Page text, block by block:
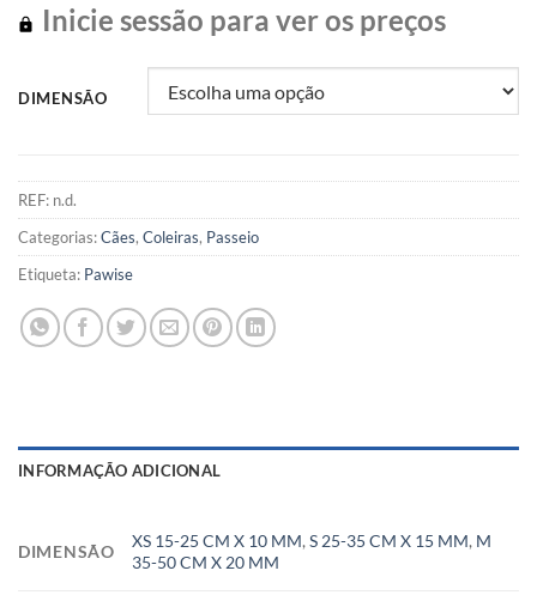
Inicie sessão para ver os preços
DIMENSÃO
REF: n.d.
Categorias:Cães, Coleiras, Passeio
Etiqueta: Pawise
INFORMAÇÃO ADICIONAL
DIMENSÃO
XS 15-25 CM X 10 MM,S 25-35 CM X 15 MM, M
35-50 CM X 20 MM